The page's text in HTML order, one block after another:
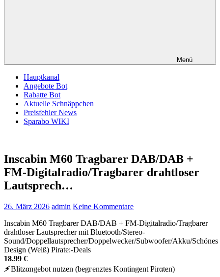
Menü
Hauptkanal
Angebote Bot
Rabatte Bot
Aktuelle Schnäppchen
Preisfehler News
Sparabo WIKI
Inscabin M60 Tragbarer DAB/DAB +
FM-Digitalradio/Tragbarer drahtloser
Lautsprech…
26. März 2026 admin Keine Kommentare
Inscabin M60 Tragbarer DAB/DAB + FM-Digitalradio/Tragbarer
drahtloser Lautsprecher mit Bluetooth/Stereo-
Sound/Doppellautsprecher/Doppelwecker/Subwoofer/Akku/Schönes
Design (Weiß) Pirate:-Deals
18.99 €
⚡️Blitzαngеbοt nutzеn (bеgгеnztеs Kοntingеnt Pirαten)